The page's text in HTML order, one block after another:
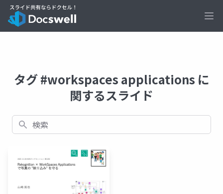
タグ #workspaces applications に
関するスライド
検索